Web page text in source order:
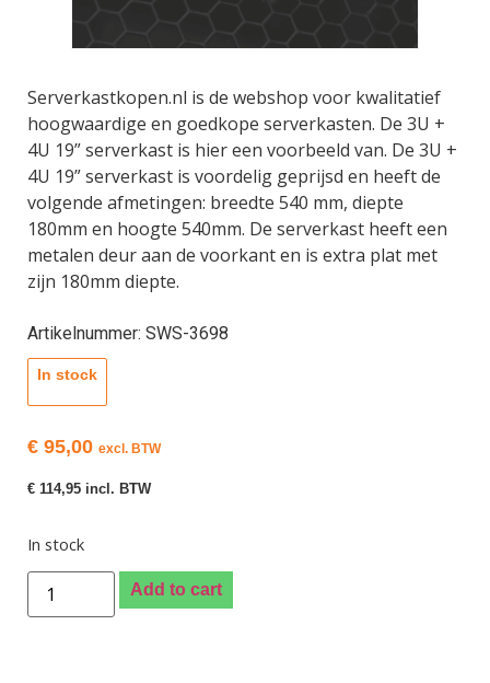
Serverkastkopen.nl is de webshop voor kwalitatief
hoogwaardige en goedkope serverkasten. De 3U +
4U 19” serverkast is hier een voorbeeld van. De 3U +
4U 19” serverkast is voordelig geprijsd en heeft de
volgende afmetingen: breedte 540 mm, diepte
180mm en hoogte 540mm. De serverkast heeft een
metalen deur aan de voorkant en is extra plat met
zijn 180mm diepte.
Artikelnummer: SWS-3698
In stock
€ 95,00 excl. BTW
€ 114,95 incl. BTW
In stock
Add to cart